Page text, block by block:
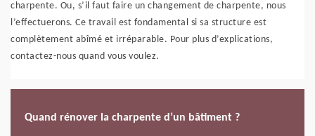
charpente. Ou, s’il faut faire un changement de charpente, nous
l’effectuerons. Ce travail est fondamental si sa structure est
complètement abîmé et irréparable. Pour plus d’explications,
contactez-nous quand vous voulez.
Quand rénover la charpente d’un bâtiment ?